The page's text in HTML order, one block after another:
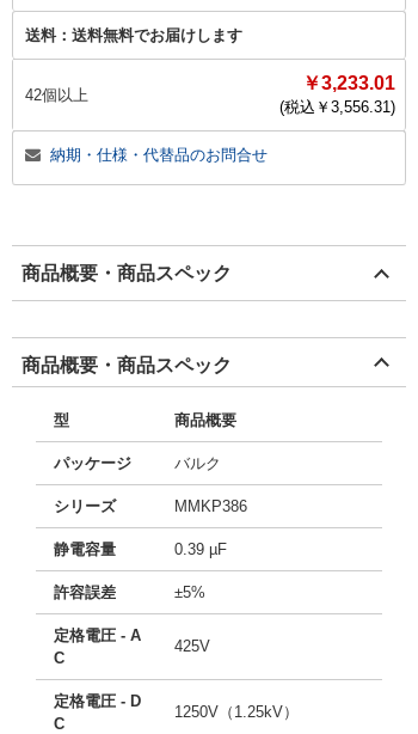
送料： 送料無料でお届けします
42個以上
￥3,233.01
(税込￥ 3,556.31)
納期・仕様・代替品のお問合せ
商品概要・商品スペック
商品概要・商品スペック
型 商品概要
パッケージ バルク
シリーズ MMKP386
静電容量 0.39 µF
許容誤差 ±5%
定格電圧 - A
C
425V
定格電圧 - D
C
1250V（1.25kV）